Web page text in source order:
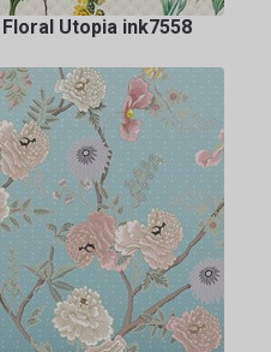
Utopia ink7558